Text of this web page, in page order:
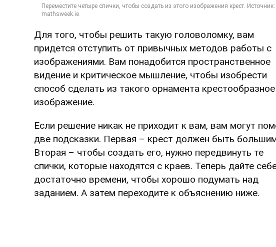
Для того, чтобы решить такую головоломку, вам
придется отступить от привычных методов работы с
изображениями. Вам понадобится пространственное
видение и критическое мышление, чтобы изобрести
способ сделать из такого орнамента крестообразное
изображение.
Если решение никак не приходит к вам, вам могут
две подсказки. Первая – крест должен быть
Вторая – чтобы создать его, нужно передвинуть те
спички, которые находятся с краев. Теперь дайте
достаточно времени, чтобы хорошо подумать над
заданием. А затем переходите к объяснению ниже.